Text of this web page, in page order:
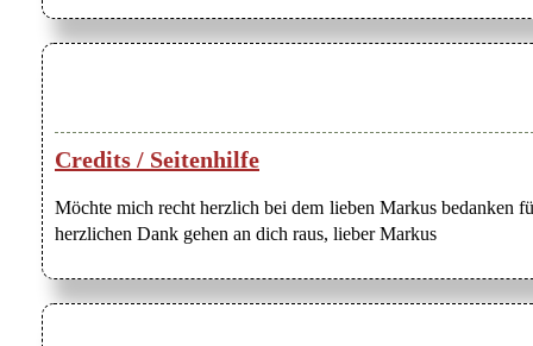
Credits / Seitenhilfe
Möchte mich recht herzlich bei dem lieben Markus bedanken
herzlichen Dank gehen an dich raus, lieber Markus